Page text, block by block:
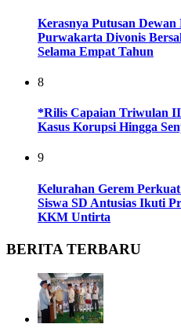
Kerasnya Putusan
Purwakarta Divonis
Selama Empat Tahun
8
*Rilis Capaian Triwulan
Kasus Korupsi Hingga
9
Kelurahan Gerem
Siswa SD Antusias Ikuti
KKM Untirta
BERITA TERBARU